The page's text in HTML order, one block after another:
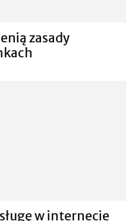
zasady
w internecie